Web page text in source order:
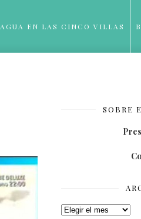
EN LAS CINCO VILLAS
SOBRE
Archivos